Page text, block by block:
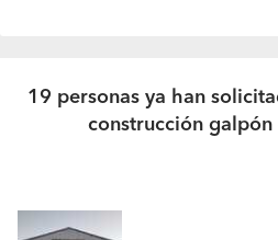
19 personas ya han
construcción galpón